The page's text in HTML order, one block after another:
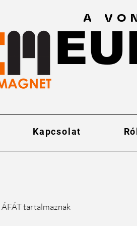
A
Kapcsolat
tartalmaznak